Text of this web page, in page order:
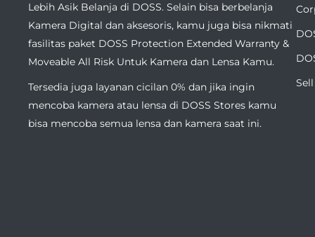
Gadget
Lebih Asik Belanja di DOSS. Selain bisa berbelanja
Kamera Digital dan aksesoris, kamu juga bisa nikmati
fasilitas paket DOSS Protection Extended Warranty &
Moveable All Risk Untuk Kamera dan Lensa Kamu.
Tersedia juga layanan cicilan 0% dan jika ingin
mencoba kamera atau lensa di DOSS Stores kamu
bisa mencoba semua lensa dan kamera saat ini.